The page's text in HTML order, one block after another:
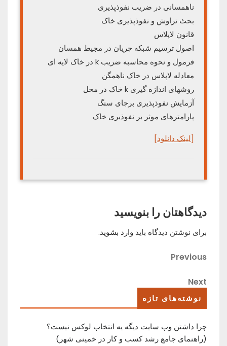
ناهمسانی در ضریب نفوذپذیری
بحث تراوش و نفوذپذیری خاک
قانون لاپلاس
اصول ترسیم شبکه جریان در مجیط همسان
فرمول و نحوه محاسبه ضریب k در خاک لایه ای
معادله لاپلاس در خاک ناهمگن
روشهای اندازه گیری k خاک در محل
آزمایش نفوذپذیری برجای سنگ
پارامترهای موثر بر نفوذیری خاک
[لینک دانلود]
دیدگاهتان را بنویسید
برای نوشتن دیدگاه باید وارد بشوید.
راهبری
نوشته
Previous
Previous
Next
Next
نوشته‌های تازه
چرا داشتن وب سایت دیگه یه انتخاب لوکس نیست؟
(راهنمای جامع رشد کسب ‌و کار در خمینی ‌شهر)